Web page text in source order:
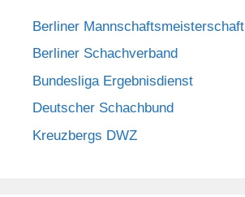
Berliner Mannschaftsmeisterschaft
Berliner Schachverband
Bundesliga Ergebnisdienst
Deutscher Schachbund
Kreuzbergs DWZ